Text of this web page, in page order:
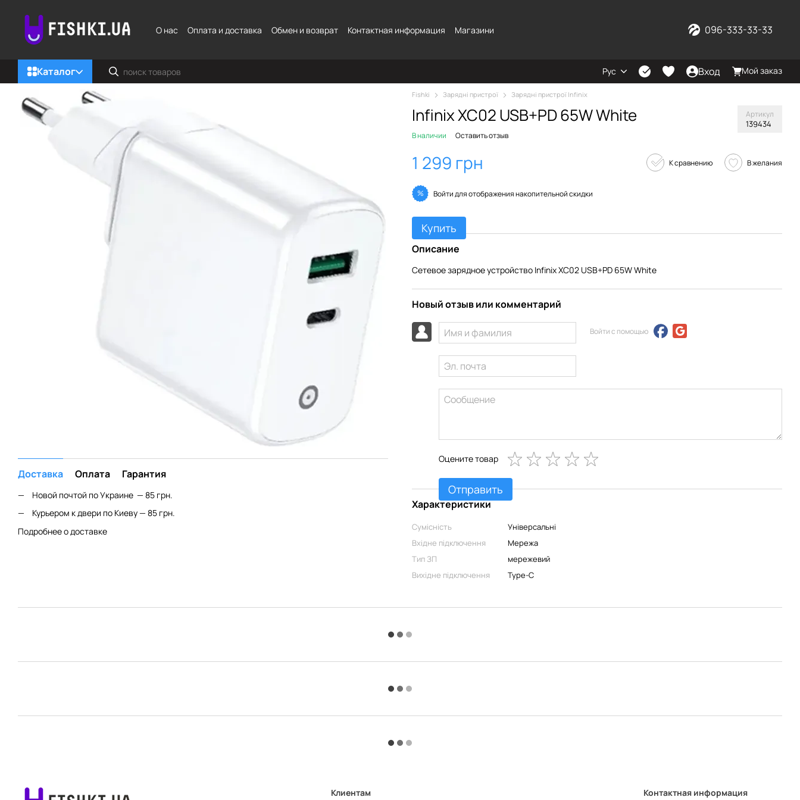
О нас
Оплата и доставка Обмен и возврат Контактная информация Магазини 096-333-33-33
Каталог Рус Вход Мой заказ
Доставка Оплата Гарантия
Новой почтой по Украине — 85 грн.
Курьером к двери по Киеву — 85 грн.
Подробнее о доставке
Fishki Зарядні пристрої Зарядні пристрої Infinix
Infinix XC02 USB+PD 65W White Артикул
139434
В наличии Оставить отзыв
1 299 грн К сравнению В желания
% Войтидля отображения накопительной скидки
Купить
Описание
Сетевое зарядное устройство Infinix XC02 USB+PD 65W White
Новый отзыв или комментарий
Войти с помощью
Оцените товар
Отправить
Характеристики
Сумісність
Універсальні
Вхідне підключення
Мережа
Тип ЗП
мережевий
Вихідне підключення
Type-C
Клиентам Контактная информация